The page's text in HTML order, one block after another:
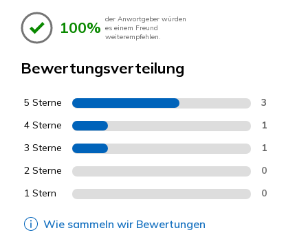
100% der Anwortgeber würden
es einem Freund
weiterempfehlen.
Bewertungsverteilung
5 Sterne 3
4 Sterne 1
3 Sterne 1
2 Sterne 0
1 Stern 0
Wie sammeln wir Bewertungen